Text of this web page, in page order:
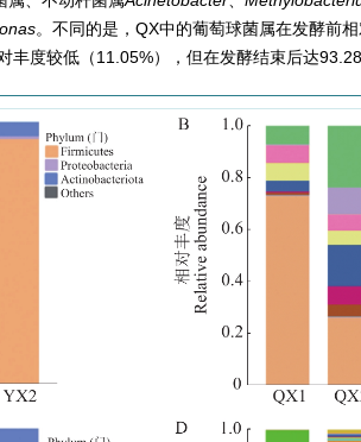
。不同的是，QX中的葡萄球菌属在发酵前
度较低（11.05%），但在发酵结束后达